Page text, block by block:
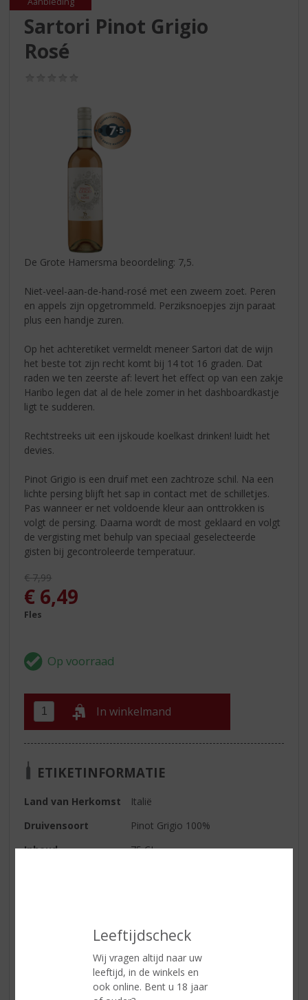
Leeftijdscheck
Wij vragen altijd naar uw
leeftijd, in de winkels en
ook online. Bent u 18 jaar
Sartori Pinot Grigio
Rosé
De Grote Hamersma beoordeling: 7,5.
Niet-veel-aan-de-hand-rosé met een zweem zoet. Peren
en appels zijn opgetrommeld. Perziksnoepjes zijn paraat
plus een handje zuren.
Op het achteretiket vermeldt meneer Sartori dat de wijn
het beste tot zijn recht komt bij 14 tot 16 graden. Dat
raden we ten zeerste af: levert het effect op van een zakje
Haribo legen dat al de hele zomer in het dashboardkastje
ligt te sudderen.
Rechtstreeks uit een ijskoude koelkast drinken! luidt het
devies.
Pinot Grigio is een druif met een zachtroze schil. Na een
lichte persing blijft het sap in contact met de schilletjes.
Pas wanneer er net voldoende kleur aan onttrokken is
volgt de persing. Daarna wordt de most geklaard en volgt
de vergisting met behulp van speciaal geselecteerde
gisten bij gecontroleerde temperatuur.
Originele prijs was:
€7,99
, Huidige prijs is:
€ 6,49
Fles
In winkelmand
ETIKETINFORMATIE
Land van Herkomst
Italië
Druivensoort
Pinot Grigio 100%
Inhoud
75 CL
aromatisch met delicate tonen
van citrusfruit.
tintelfris van smaak